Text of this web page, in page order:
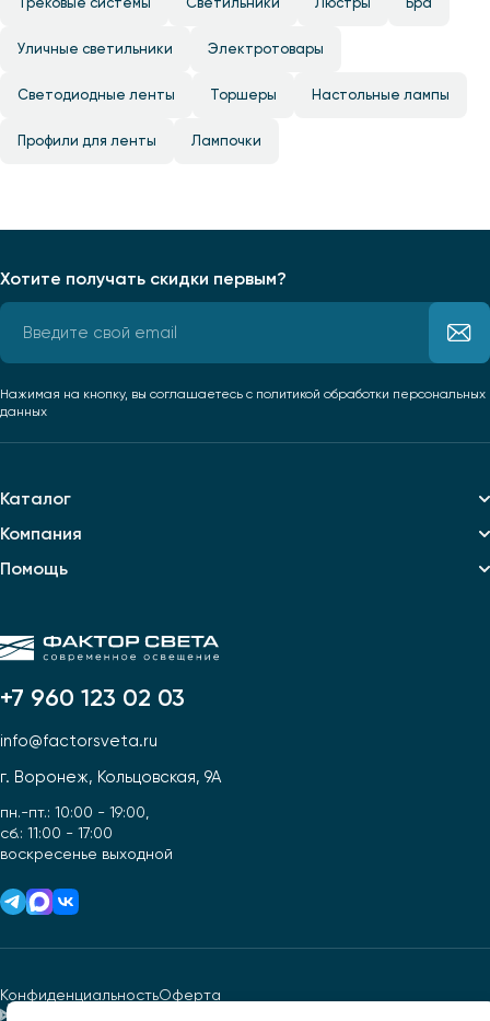
Уличные светильники Электротовары
Светодиодные ленты Торшеры Настольные лампы
Профили для ленты Лампочки
+7 960 123 02 03
info@factorsveta.ru
г. Воронеж, Кольцовская, 9А
пн.-пт.: 10:00 - 19:00,
сб.: 11:00 - 17:00
воскресенье выходной
Каталог
Компания
Помощь
Хотите получать скидки первым?
Нажимая на кнопку, вы соглашаетесь с политикой обработки персональных
данных
КонфиденциальностьОферта